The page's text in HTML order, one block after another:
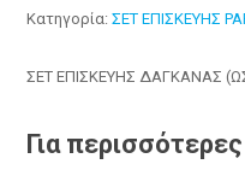
Κατηγορία:ΣΕΤ ΕΠΙΣΚΕΥΗΣ
ΣΕΤ ΕΠΙΣΚΕΥΗΣ ΔΑΓΚΑΝΑΣ
Για